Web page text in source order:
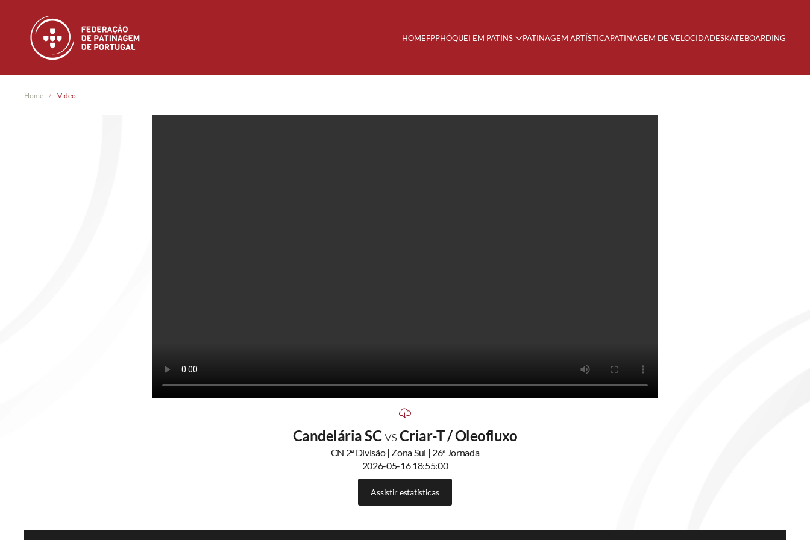
Skip to main content HOMEFPPHÓQUEI EM PATINS PATINAGEM ARTÍSTICAPATINAGEM DE VELOCIDADESKATEBOARDING
Home Video
Candelária SCvsCriar-T / Oleofluxo
CN 2ª Divisão | Zona Sul | 26ª Jornada
2026-05-16 18:55:00
Assistir estatísticas